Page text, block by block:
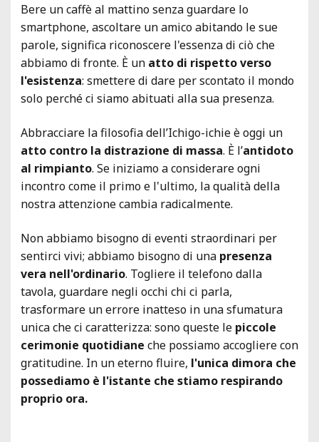
Bere un caffè al mattino senza guardare lo
smartphone, ascoltare un amico abitando le sue
parole, significa riconoscere l'essenza di ciò che
abbiamo di fronte. È un atto di rispetto verso
l'esistenza: smettere di dare per scontato il mondo
solo perché ci siamo abituati alla sua presenza.
Abbracciare la filosofia dell’Ichigo-ichie è oggi un
atto contro la distrazione di massa. È l’antidoto
al rimpianto. Se iniziamo a considerare ogni
incontro come il primo e l'ultimo, la qualità della
nostra attenzione cambia radicalmente.
Non abbiamo bisogno di eventi straordinari per
sentirci vivi; abbiamo bisogno di una presenza
vera nell'ordinario. Togliere il telefono dalla
tavola, guardare negli occhi chi ci parla,
trasformare un errore inatteso in una sfumatura
unica che ci caratterizza: sono queste le piccole
cerimonie quotidiane che possiamo accogliere con
gratitudine. In un eterno fluire, l'unica dimora che
possediamo è l'istante che stiamo respirando
proprio ora.